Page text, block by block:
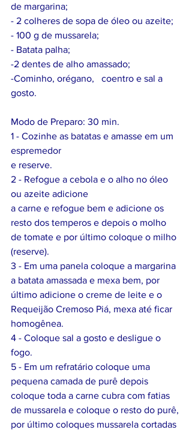
de margarina;
- 2 colheres de sopa de óleo ou azeite;
- 100 g de mussarela;
- Batata palha;
-2 dentes de alho amassado;
-Cominho, orégano,   coentro e sal a
gosto.
Modo de Preparo: 30 min.
1 - Cozinhe as batatas e amasse em um
espremedor
e reserve.
2 - Refogue a cebola e o alho no óleo
ou azeite adicione
a carne e refogue bem e adicione os
resto dos temperos e depois o molho
de tomate e por último coloque o milho
(reserve).
3 - Em uma panela coloque a margarina
a batata amassada e mexa bem, por
último adicione o creme de leite e o
Requeijão Cremoso Piá, mexa até ficar
homogênea.
4 - Coloque sal a gosto e desligue o
fogo.
5 - Em um refratário coloque uma
pequena camada de purê depois
coloque toda a carne cubra com fatias
de mussarela e coloque o resto do purê,
por último coloques mussarela cortadas